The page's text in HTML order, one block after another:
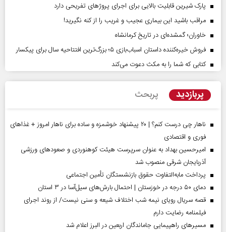
پارک شیرین قابلیت‌ بالایی برای اجرای پروژهای تفریحی دارد
مراقب باشید این بیماری عجیب و غریب را از کنه نگیرید!
خاوران؛ گمشده‌ای در تاریخ کرمانشاه
فروش خیره‌کننده داستان اسباب‌بازی ۵؛ بزرگ‌ترین افتتاحیه سال برای پیکسار
کتابی که شما را به مکث دعوت می‌کند
پربازدید پربحث
ناهار چی درست کنم؟ | ۲۰ پیشنهاد خوشمزه و ساده برای ناهار امروز + غذاهای
فوری و اقتصادی
امیرحسین بهداد به عنوان سرپرست هیئت کوهنوردی و صعودهای ورزشی
آذربایجان شرقی منصوب شد
پرداخت مابه‌التفاوت حقوق بازنشستگان تأمین اجتماعی
دمای ۵۰ درجه در خوزستان | احتمال بارش‌های سیل‌آسا در ۳ استان
قصه سریال رویای نیمه شب اختلاف شیعه و سنی نیست/ از روند اجرای
فیلمنامه رضایت دارم
مسیر‌های راهپیمایی جاماندگان اربعین در البرز اعلام شد